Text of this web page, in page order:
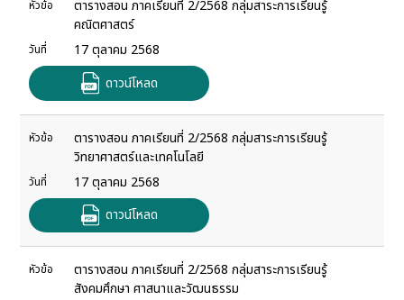
หัวข้อ
ตารางสอน ภาคเรียนที่ 2/2568 กลุ่มสาระการเรียนรู้
คณิตศาสตร์
วันที่
17 ตุลาคม 2568
ดาวน์โหลด
หัวข้อ
ตารางสอน ภาคเรียนที่ 2/2568 กลุ่มสาระการเรียนรู้
วิทยาศาสตร์และเทคโนโลยี
วันที่
17 ตุลาคม 2568
ดาวน์โหลด
หัวข้อ
ตารางสอน ภาคเรียนที่ 2/2568 กลุ่มสาระการเรียนรู้
สังคมศึกษา ศาสนาและวัฒนธรรม